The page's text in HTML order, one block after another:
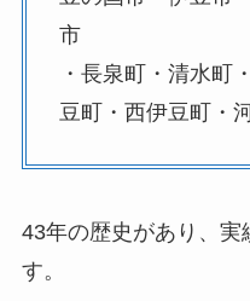
市
・長泉町・清水町
豆町・西伊豆町・
43年の歴史があり、
す。